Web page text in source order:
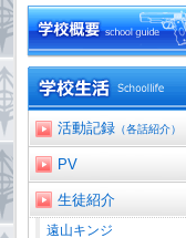
活動記録 （各話紹介）
PV
生徒紹介
遠山キンジ